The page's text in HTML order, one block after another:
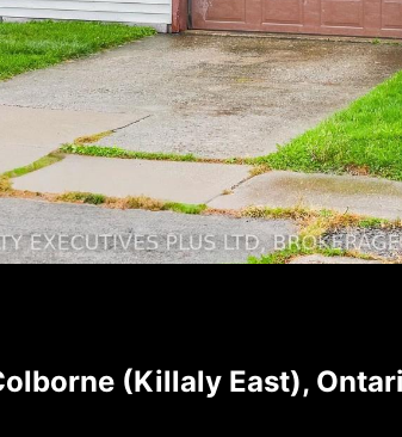
(Killaly East),